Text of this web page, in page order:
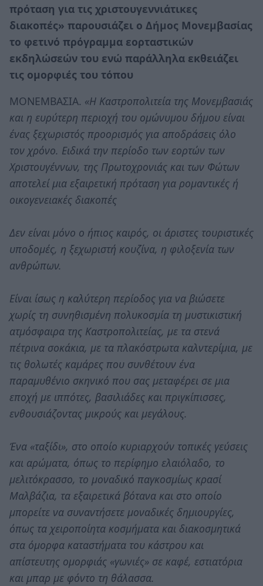
πρόταση για τις χριστουγεννιάτικες
διακοπές» παρουσιάζει ο Δήμος Μονεμβασίας
το φετινό πρόγραμμα εορταστικών
εκδηλώσεών του ενώ παράλληλα εκθειάζει
τις ομορφιές του τόπου
ΜΟΝΕΜΒΑΣΙΑ. «Η Καστροπολιτεία της Μονεμβασιάς
και η ευρύτερη περιοχή του ομώνυμου δήμου είναι
ένας ξεχωριστός προορισμός για αποδράσεις όλο
τον χρόνο. Ειδικά την περίοδο των εορτών των
Χριστουγέννων, της Πρωτοχρονιάς και των Φώτων
αποτελεί μια εξαιρετική πρόταση για ρομαντικές ή
οικογενειακές διακοπές
Δεν είναι μόνο ο ήπιος καιρός, οι άριστες τουριστικές
υποδομές, η ξεχωριστή κουζίνα, η φιλοξενία των
ανθρώπων.
Είναι ίσως η καλύτερη περίοδος για να βιώσετε
χωρίς τη συνηθισμένη πολυκοσμία τη μυστικιστική
ατμόσφαιρα της Καστροπολιτείας, με τα στενά
πέτρινα σοκάκια, με τα πλακόστρωτα καλντερίμια, με
τις θολωτές καμάρες που συνθέτουν ένα
παραμυθένιο σκηνικό που σας μεταφέρει σε μια
εποχή με ιππότες, βασιλιάδες και πριγκίπισσες,
ενθουσιάζοντας μικρούς και μεγάλους.
Ένα «ταξίδι», στο οποίο κυριαρχούν τοπικές γεύσεις
και αρώματα, όπως το περίφημο ελαιόλαδο, το
μελιτόκρασσο, το μοναδικό παγκοσμίως κρασί
Μαλβάζια, τα εξαιρετικά βότανα και στο οποίο
μπορείτε να συναντήσετε μοναδικές δημιουργίες,
όπως τα χειροποίητα κοσμήματα και διακοσμητικά
στα όμορφα καταστήματα του κάστρου και
απίστευτης ομορφιάς «γωνιές» σε καφέ, εστιατόρια
και μπαρ με φόντο τη θάλασσα.